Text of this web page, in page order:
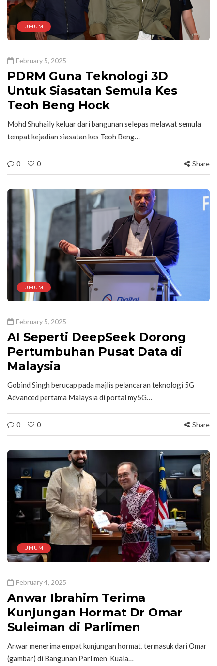
UMUM
February 5, 2025
PDRM Guna Teknologi 3D
Untuk Siasatan Semula Kes
Teoh Beng Hock
Mohd Shuhaily keluar dari bangunan selepas melawat semula
tempat kejadian siasatan kes Teoh Beng…
0 0 Share
UMUM
February 5, 2025
AI Seperti DeepSeek Dorong
Pertumbuhan Pusat Data di
Malaysia
Gobind Singh berucap pada majlis pelancaran teknologi 5G
Advanced pertama Malaysia di portal my5G…
0 0 Share
UMUM
February 4, 2025
Anwar Ibrahim Terima
Kunjungan Hormat Dr Omar
Suleiman di Parlimen
Anwar menerima empat kunjungan hormat, termasuk dari Omar
(gambar) di Bangunan Parlimen, Kuala…